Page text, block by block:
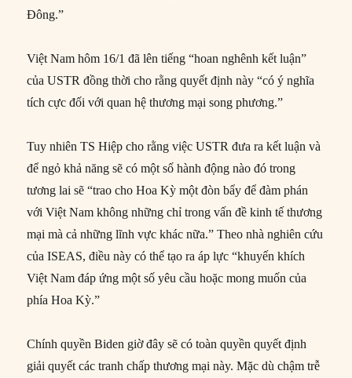
Đông.”
Việt Nam hôm 16/1 đã lên tiếng “hoan nghênh kết luận”
của USTR đồng thời cho rằng quyết định này “có ý nghĩa
tích cực đối với quan hệ thương mại song phương.”
Tuy nhiên TS Hiệp cho rằng việc USTR đưa ra kết luận và
để ngỏ khả năng sẽ có một số hành động nào đó trong
tương lai sẽ “trao cho Hoa Kỳ một đòn bẩy để đàm phán
với Việt Nam không những chỉ trong vấn đề kinh tế thương
mại mà cả những lĩnh vực khác nữa.” Theo nhà nghiên cứu
của ISEAS, điều này có thể tạo ra áp lực “khuyến khích
Việt Nam đáp ứng một số yêu cầu hoặc mong muốn của
phía Hoa Kỳ.”
Chính quyền Biden giờ đây sẽ có toàn quyền quyết định
giải quyết các tranh chấp thương mại này. Mặc dù chậm trễ